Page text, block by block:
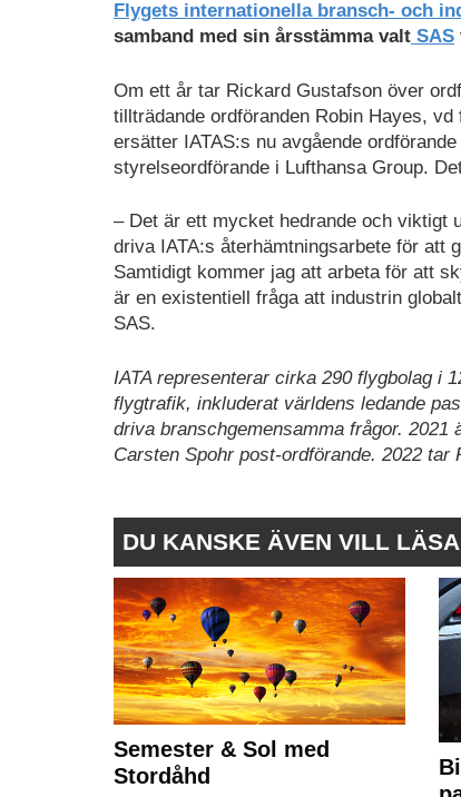
Flygets internationella bransch- och
samband med sin årsstämma valt SAS
Om ett år tar Rickard Gustafson över
tillträdande ordföranden Robin Hayes,
ersätter IATAS:s nu avgående
styrelseordförande i Lufthansa Group.
– Det är ett mycket hedrande och viktigt
driva IATA:s återhämtningsarbete för att
Samtidigt kommer jag att arbeta för att
är en existentiell fråga att industrin
SAS.
IATA representerar cirka 290 flygbolag i
flygtrafik, inkluderat världens ledande
driva branschgemensamma frågor.
Carsten Spohr post-ordförande. 2022
DU KANSKE ÄVEN VILL
Semester & Sol med
Stordåhd